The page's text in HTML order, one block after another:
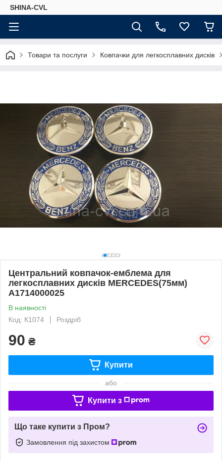
SHINA-CVL
Товари та послуги Ковпачки для легкосплавних дисків
Центральний ковпачок-емблема для
легкосплавних дисків MERCEDES(75мм)
A1714000025
В наявності
Код: К1074
Роздріб
90 ₴
Купити
або
Купити з
Що таке купити з Пром?
Замовлення під захистом